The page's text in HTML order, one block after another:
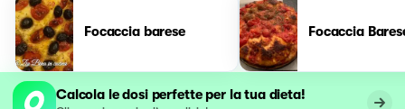
Focaccia barese Focaccia
Calcola le dosi perfette per la tua dieta!